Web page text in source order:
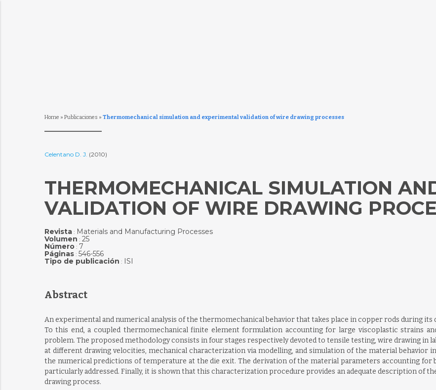
Home » Publicaciones » Thermomechanical simulation and experimental validation of wire drawing processes
Celentano D. J. (2010)
THERMOMECHANICAL SIMULATION
VALIDATION OF WIRE DRAWING
Revista: Materials and Manufacturing Processes
Volumen : 25
Número: 7
Páginas: 546-556
Tipo de publicación : ISI
Abstract
An experimental and numerical analysis of the thermomechanical behavior that takes place in copper rods during its
To this end, a coupled thermomechanical finite element formulation accounting for large viscoplastic strains
problem. The proposed methodology consists in four stages respectively devoted to tensile testing, wire drawing in
at different drawing velocities, mechanical characterization via modelling, and simulation of the material behavior
the numerical predictions of temperature at the die exit. The derivation of the material parameters accounting
particularly addressed. Finally, it is shown that this characterization procedure provides an adequate description of
drawing process.